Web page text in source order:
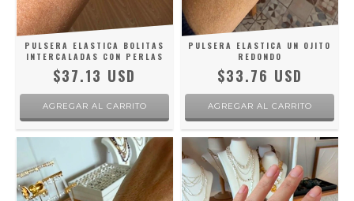
PULSERA ELASTICA BOLITAS
INTERCALADAS CON PERLAS
$37.13 USD
PULSERA ELASTICA UN OJITO
REDONDO
$33.76 USD